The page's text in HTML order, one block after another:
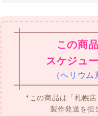
この商
スケジュ
（ヘリウム
*この商品は「札幌
製作発送を担